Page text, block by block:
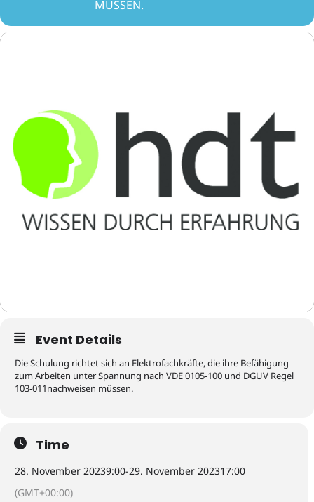
MÜSSEN.
Event Details
Die Schulung richtet sich an Elektrofachkräfte, die ihre Befähigung
zum Arbeiten unter Spannung nach VDE 0105-100 und DGUV Regel
103-011nachweisen müssen.
Time
28. November 20239:00-29. November 202317:00
(GMT+00:00)